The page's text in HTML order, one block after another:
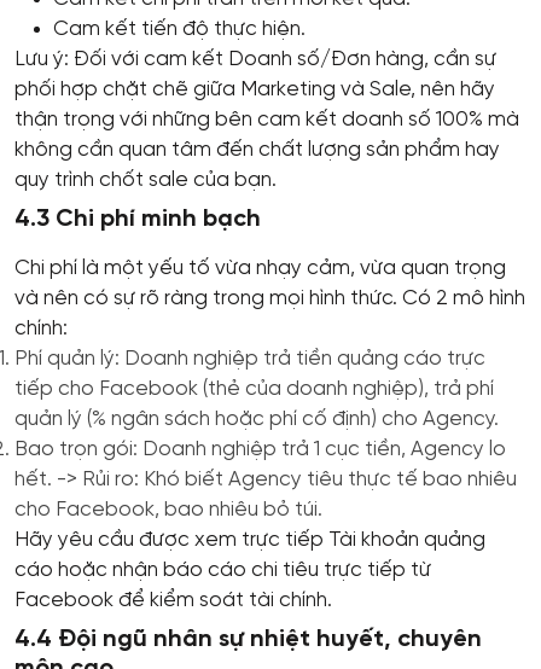
Cam kết tiến độ thực hiện.
Lưu ý: Đối với cam kết Doanh số/Đơn hàng, cần sự
phối hợp chặt chẽ giữa Marketing và Sale, nên hãy
thận trọng với những bên cam kết doanh số 100% mà
không cần quan tâm đến chất lượng sản phẩm hay
quy trình chốt sale của bạn.
4.3 Chi phí minh bạch
Chi phí là một yếu tố vừa nhạy cảm, vừa quan trọng
và nên có sự rõ ràng trong mọi hình thức. Có 2 mô hình
chính:
Phí quản lý: Doanh nghiệp trả tiền quảng cáo trực
tiếp cho Facebook (thẻ của doanh nghiệp), trả phí
quản lý (% ngân sách hoặc phí cố định) cho Agency.
Bao trọn gói: Doanh nghiệp trả 1 cục tiền, Agency lo
hết. -> Rủi ro: Khó biết Agency tiêu thực tế bao nhiêu
cho Facebook, bao nhiêu bỏ túi.
Hãy yêu cầu được xem trực tiếp Tài khoản quảng
cáo hoặc nhận báo cáo chi tiêu trực tiếp từ
Facebook để kiểm soát tài chính.
4.4 Đội ngũ nhân sự nhiệt huyết, chuyên